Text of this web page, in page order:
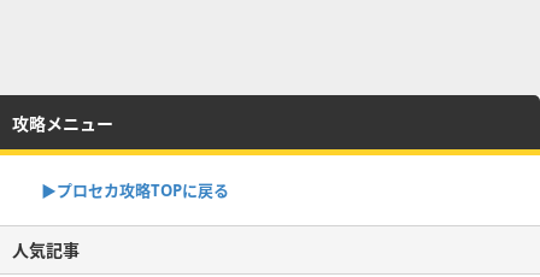
攻略メニュー
▶︎プロセカ攻略TOPに戻る
人気記事